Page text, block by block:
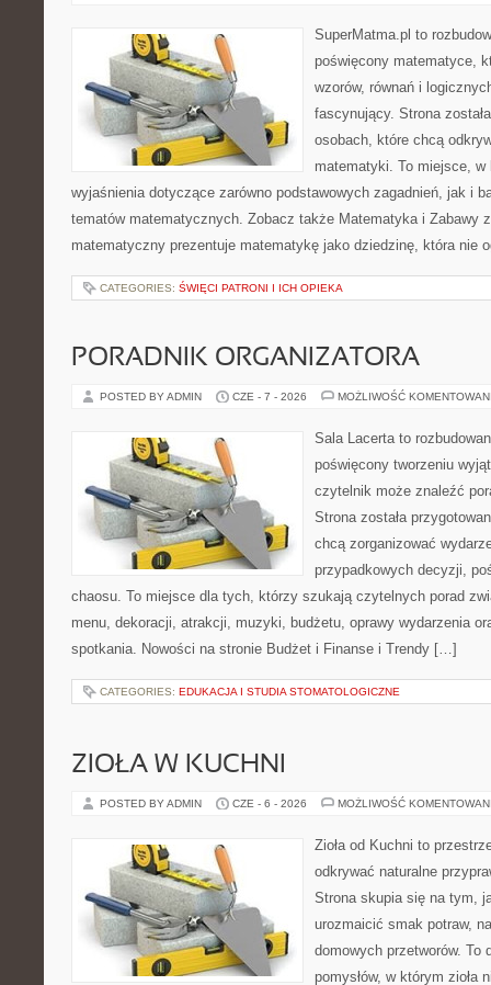
SuperMatma.pl to
poświęcony matematyce,
wzorów, równań i
fascynujący. Strona
osobach, które chcą
matematyki. To miejsce,
wyjaśnienia dotyczące zarówno podstawowych zagadnień, jak i
tematów matematycznych. Zobacz także Matematyka i Zabawy
matematyczny prezentuje matematykę jako dziedzinę, która nie
CATEGORIES: ŚWIĘCI PATRONI I ICH OPIEKA
PORADNIK ORGANIZATORA
POSTED BY ADMIN CZE - 7 - 2026 MOŻLIWOŚĆ
Sala Lacerta to
poświęcony tworzeniu
czytelnik może znaleźć
Strona została
chcą zorganizować
przypadkowych decyzji,
chaosu. To miejsce dla tych, którzy szukają czytelnych porad
menu, dekoracji, atrakcji, muzyki, budżetu, oprawy wydarzenia
spotkania. Nowości na stronie Budżet i Finanse i Trendy […]
CATEGORIES: EDUKACJA I STUDIA STOMATOLOGICZNE
ZIOŁA W KUCHNI
POSTED BY ADMIN CZE - 6 - 2026 MOŻLIWOŚĆ
Zioła od Kuchni to
odkrywać naturalne
Strona skupia się na tym,
urozmaicić smak potraw,
domowych przetworów. To
pomysłów, w którym zioła